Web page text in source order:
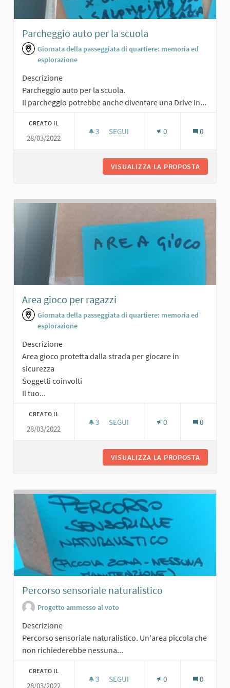
Parcheggio auto per la scuola
Giornata della passeggiata di quartiere: memoria ed
esplorazione
Descrizione
Parcheggio auto per la scuola.
Il parcheggio potrebbe anche diventare una Drive In...
CREATO IL
28/03/2022
3 3 SOSTENITORI
SEGUI 0 0
VISUALIZZA LA PROPOSTA
Area gioco per ragazzi
Giornata della passeggiata di quartiere: memoria ed
esplorazione
Descrizione
Area gioco protetta dalla strada per giocare in
sicurezza
Soggetti coinvolti
Il tuo...
CREATO IL
28/03/2022
3 3 SOSTENITORI
SEGUI 0 0
VISUALIZZA LA PROPOSTA
Percorso sensoriale naturalistico
Progetto ammesso al voto
Descrizione
Percorso sensoriale naturalistico. Un'area piccola che
non richiederebbe nessuna...
CREATO IL
28/03/2022
3 3 SOSTENITORI
SEGUI 0 0